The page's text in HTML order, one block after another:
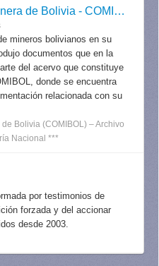
Corporación Minera de Bolivia - COMIBOL
mineros bolivianos en su
documentos que en la
del acervo que constituye
donde se encuentra
relacionada con su
Bolivia (COMIBOL) – Archivo
Nacional ***
por testimonios de
forzada y del accionar
desde 2003.